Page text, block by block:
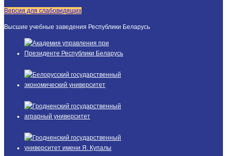
Версия для слабовидящих
Высшие учебные заведения Республики Беларусь